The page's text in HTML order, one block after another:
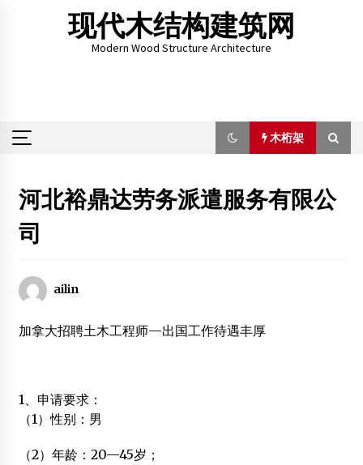
现代木结构建筑网
Modern Wood Structure Architecture
木桁架
木结构建筑进入规范期
2012年9月23日
关于举办“木结构建筑技术推广与标准创新研讨班”的通知
2012年6月25日
独山消防开展50户以上木结构房屋密集村寨消防检查
河北裕鼎达劳务派遣服务有限公
司
ailin
加拿大招聘土木工程师—出国工作待遇丰厚
1、申请要求：
（1）性别：男
（2）年龄：20—45岁；